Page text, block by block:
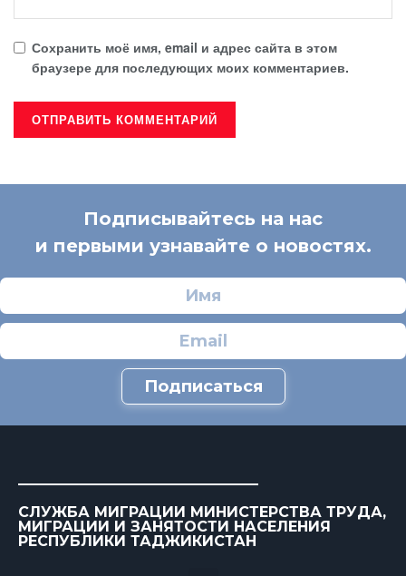
Сохранить моё имя, email и адрес сайта в этом
браузере для последующих моих комментариев.
Подписывайтесь на нас
и первыми узнавайте о новостях.
Подписаться
СЛУЖБА МИГРАЦИИ МИНИСТЕРСТВА ТРУДА,
МИГРАЦИИ И ЗАНЯТОСТИ НАСЕЛЕНИЯ
РЕСПУБЛИКИ ТАДЖИКИСТАН